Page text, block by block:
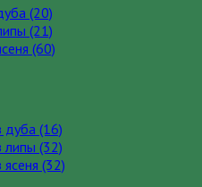
(20)
(21)
(60)
дуба (16)
липы (32)
(32)